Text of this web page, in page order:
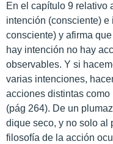
En el capítulo 9 relativo
intención (consciente)
consciente) y afirma
hay intención no hay
observables. Y si
varias intenciones,
acciones distintas como
(pág 264). De un
dique seco, y no solo al
filosofía de la acción